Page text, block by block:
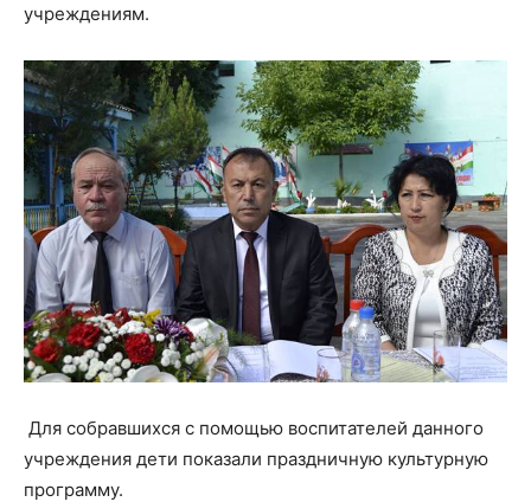
учреждениям.
Для собравшихся с помощью воспитателей данного
учреждения дети показали праздничную культурную
программу.